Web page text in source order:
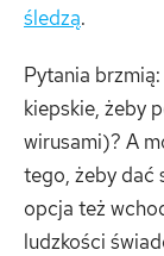
śledzą.
Pytania
kiepskie, żeby
wirusami)? A
tego, żeby dać
opcja też
ludzkości